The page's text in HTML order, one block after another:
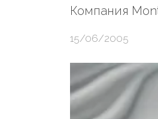
Компания
15/06/2005